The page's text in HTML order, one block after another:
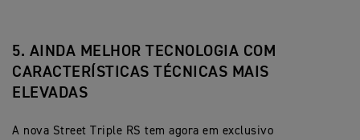
5. AINDA MELHOR TECNOLOGIA COM
CARACTERÍSTICAS TÉCNICAS MAIS
ELEVADAS
A nova Street Triple RS tem agora em exclusivo